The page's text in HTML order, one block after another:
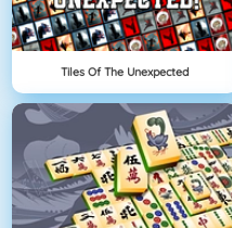
Tiles Of The Unexpected